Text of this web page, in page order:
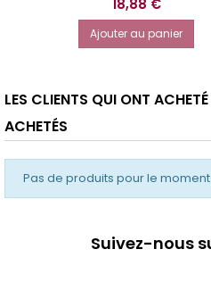
18,88 €
Ajouter au panier
LES CLIENTS QUI ONT
ACHETÉS
Pas de produits pour le moment
Suivez-nous